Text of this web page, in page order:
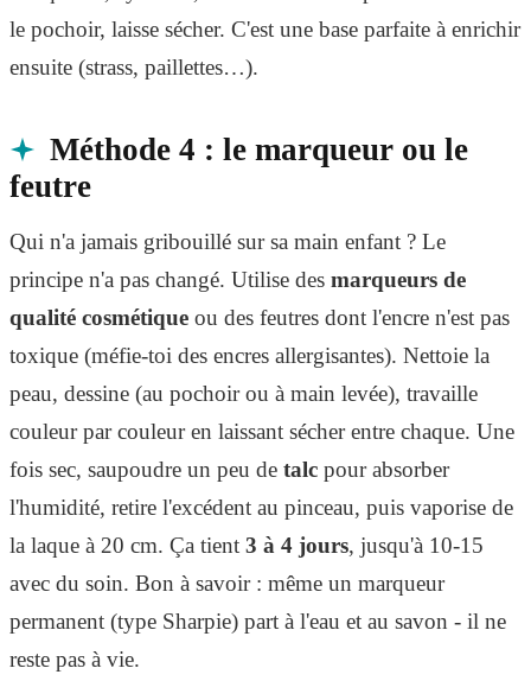
le pochoir, laisse sécher. C'est une base parfaite à enrichir
ensuite (strass, paillettes…).
Méthode 4 : le marqueur ou le
feutre
Qui n'a jamais gribouillé sur sa main enfant ? Le
principe n'a pas changé. Utilise des marqueurs de
qualité cosmétique ou des feutres dont l'encre n'est pas
toxique (méfie-toi des encres allergisantes). Nettoie la
peau, dessine (au pochoir ou à main levée), travaille
couleur par couleur en laissant sécher entre chaque. Une
fois sec, saupoudre un peu de talc pour absorber
l'humidité, retire l'excédent au pinceau, puis vaporise de
la laque à 20 cm. Ça tient 3 à 4 jours, jusqu'à 10-15
avec du soin. Bon à savoir : même un marqueur
permanent (type Sharpie) part à l'eau et au savon - il ne
reste pas à vie.